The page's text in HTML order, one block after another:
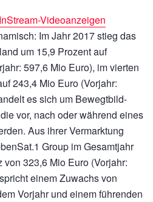
InStream-Videoanzeigen
Im Jahr 2017 stieg das
um 15,9 Prozent auf
597,6 Mio Euro), im vierten
243,4 Mio Euro (Vorjahr:
es sich um Bewegtbild-
vor, nach oder während eines
Aus ihrer Vermarktung
Group im Gesamtjahr
von 323,6 Mio Euro (Vorjahr:
einem Zuwachs von
Vorjahr und einem führenden